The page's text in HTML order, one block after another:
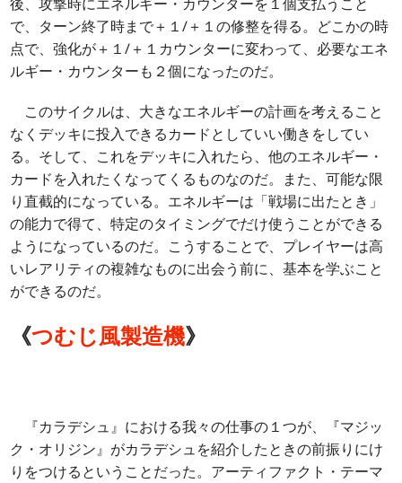
で、ターン終了時まで＋１/＋１の修整を得る。どこかの時
点で、強化が＋１/＋１カウンターに変わって、必要なエネ
ルギー・カウンターも２個になったのだ。
このサイクルは、大きなエネルギーの計画を考えること
なくデッキに投入できるカードとしていい働きをしてい
る。そして、これをデッキに入れたら、他のエネルギー・
カードを入れたくなってくるものなのだ。また、可能な限
り直截的になっている。エネルギーは「戦場に出たとき」
の能力で得て、特定のタイミングでだけ使うことができる
ようになっているのだ。こうすることで、プレイヤーは高
いレアリティの複雑なものに出会う前に、基本を学ぶこと
ができるのだ。
《つむじ風製造機》
『カラデシュ』における我々の仕事の１つが、『マジッ
ク・オリジン』がカラデシュを紹介したときの前振りにけ
りをつけるということだった。アーティファクト・テーマ